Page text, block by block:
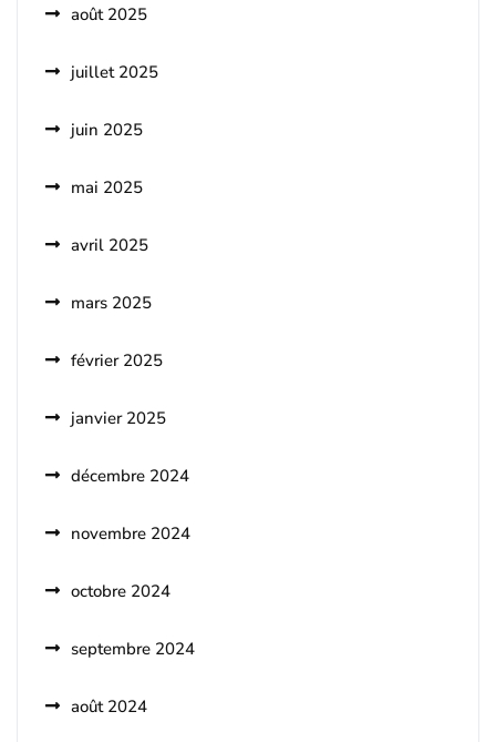
août 2025
juillet 2025
juin 2025
mai 2025
avril 2025
mars 2025
février 2025
janvier 2025
décembre 2024
novembre 2024
octobre 2024
septembre 2024
août 2024